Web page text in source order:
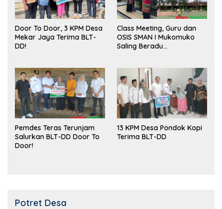
Door To Door, 3 KPM Desa
Mekar Jaya Terima BLT-
DD!
Class Meeting, Guru dan
OSIS SMAN I Mukomuko
Saling Beradu
Pemdes Teras Terunjam
Salurkan BLT-DD Door To
Door!
13 KPM Desa Pondok Kopi
Terima BLT-DD
Potret Desa